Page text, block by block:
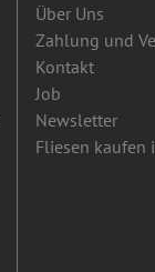
Über Uns
Zahlung und
Kontakt
Job
Newsletter
Fliesen kaufen